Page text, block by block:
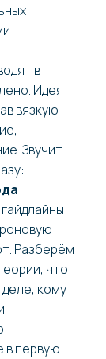
в
Идея
вязкую
Звучит
Разберём
что
кому
в первую